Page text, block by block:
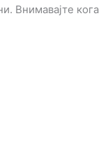
Внимавајте